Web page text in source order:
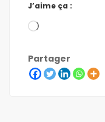
J’aime ça :
Partager